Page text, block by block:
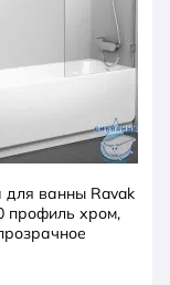
ванны Ravak
профиль хром,